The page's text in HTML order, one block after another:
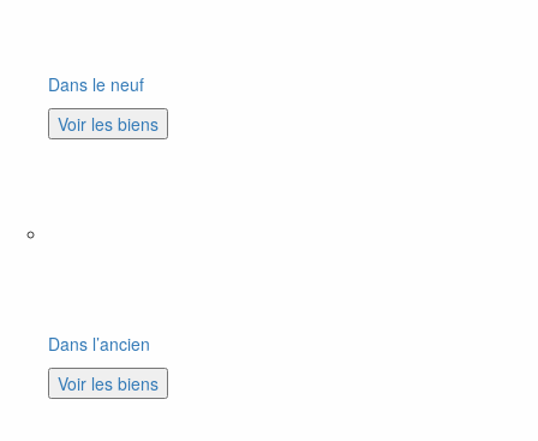
Dans le neuf
Voir les biens
Dans l’ancien
Voir les biens